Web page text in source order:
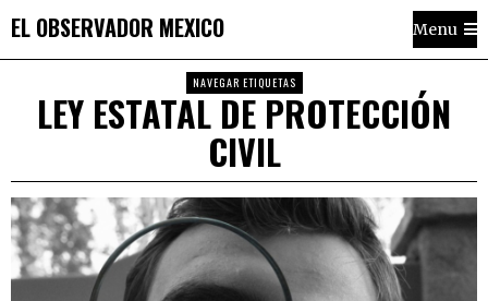
EL OBSERVADOR MEXICO Menu
NAVEGAR ETIQUETAS
LEY ESTATAL DE PROTECCIÓN
CIVIL